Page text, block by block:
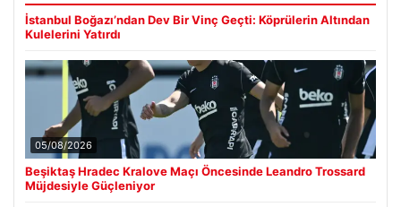
İstanbul Boğazı’ndan Dev Bir Vinç Geçti: Köprülerin Altından
Kulelerini Yatırdı
05/08/2026
Beşiktaş Hradec Kralove Maçı Öncesinde Leandro Trossard
Müjdesiyle Güçleniyor